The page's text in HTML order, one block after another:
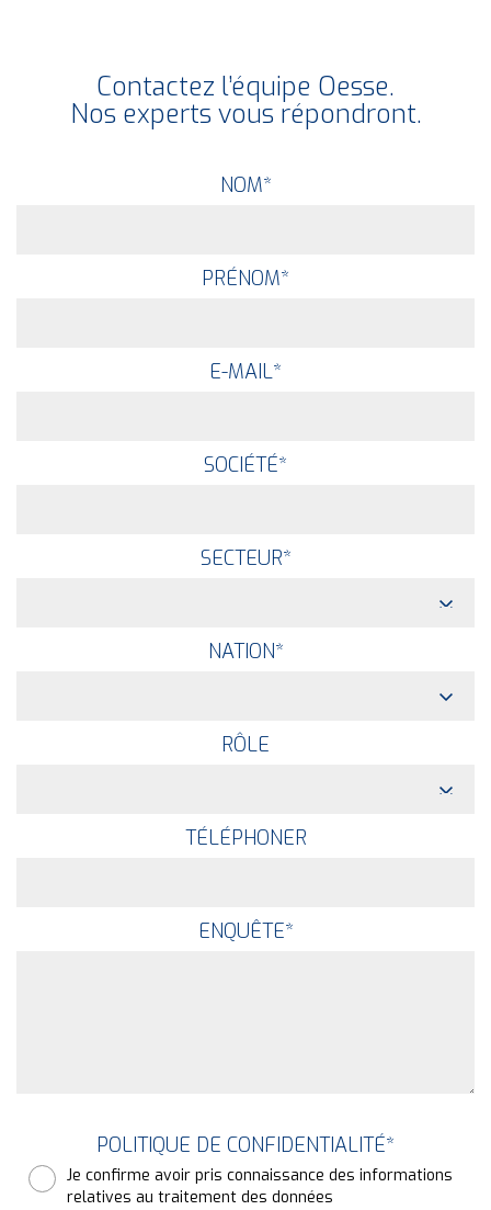
Contactez l’équipe Oesse.
Nos experts vous répondront.
NOM*
PRÉNOM*
E-MAIL*
SOCIÉTÉ*
SECTEUR*
NATION*
RÔLE
TÉLÉPHONER
ENQUÊTE*
POLITIQUE DE CONFIDENTIALITÉ*
Je confirme avoir pris connaissance des informations
relatives au traitement des données